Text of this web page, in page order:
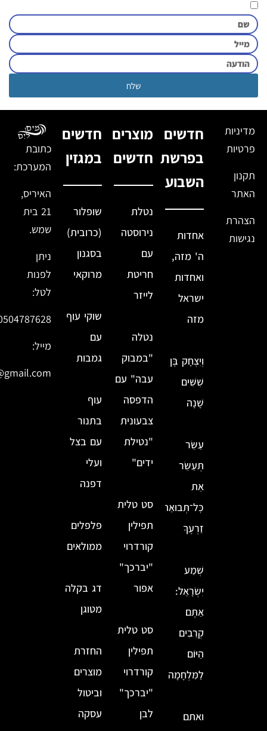
שלח
מדיניות
פרטיות
תקנון
האתר
הצהרת
נגישות
חדשים
בפרשת
השבוע
אחדות
ה' מזה,
ואחדות
ישראל
מזה
וְיִצְחָק בֶּן
שִׁשִּׁים
שָׁנָה
עַשֵּׂר
תְּעַשֵּׂר
אֵת
כׇּל־תְּבוּאַת
זַרְעֶךָ
שְׁמַע
יִשְׂרָאֵל:
אַתֶּם
קְרֵבִים
הַיּוֹם
לַמִּלְחָמָה
ואתם
מוצרים
חדשים
נטלת
נירוסטה
עם
חריטת
לייזר
נטלה
"במבוק
עבה" עם
הדפסה
צבעונית
"נטילת
ידים"
סט טלית
תפילין
קורדרוי
"יברכך"
אפור
סט טלית
תפילין
קורדרוי
"יברכך"
לבן
חדשים
במגזין
שופלור
(כרובית)
בסגנון
מרוקאי
שוקי עוף
עם
גמבות
עוף
בתנור
עם בצל
ועלי
דפנה
פלפלים
ממולאים
דג בקלה
מטוגן
החזרת
מוצרים
וביטול
עסקה
כתובת
המערכת:
האיריס,
21 בית
שמש.
ניתן
לפנות
לטל:
מייל: